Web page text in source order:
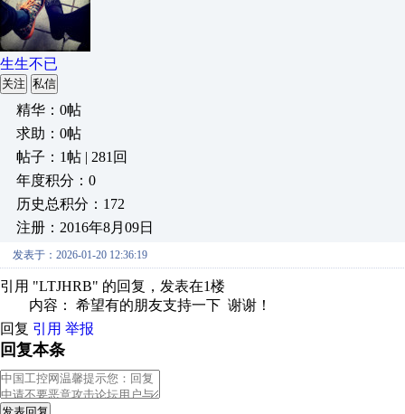
生生不已
关注 私信
精华：0帖
求助：0帖
帖子：1帖 | 281回
年度积分：0
历史总积分：172
注册：2016年8月09日
发表于：2026-01-20 12:36:19
引用 "LTJHRB" 的回复，发表在1楼
内容： 希望有的朋友支持一下 谢谢！
回复 引用 举报
回复本条